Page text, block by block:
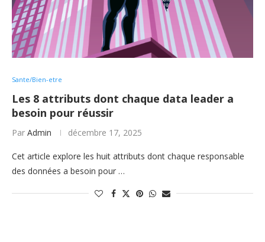
Sante/Bien-etre
Les 8 attributs dont chaque data leader a
besoin pour réussir
Par Admin décembre 17, 2025
Cet article explore les huit attributs dont chaque responsable
des données a besoin pour …